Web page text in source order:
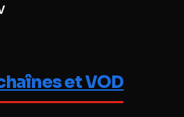
et VOD